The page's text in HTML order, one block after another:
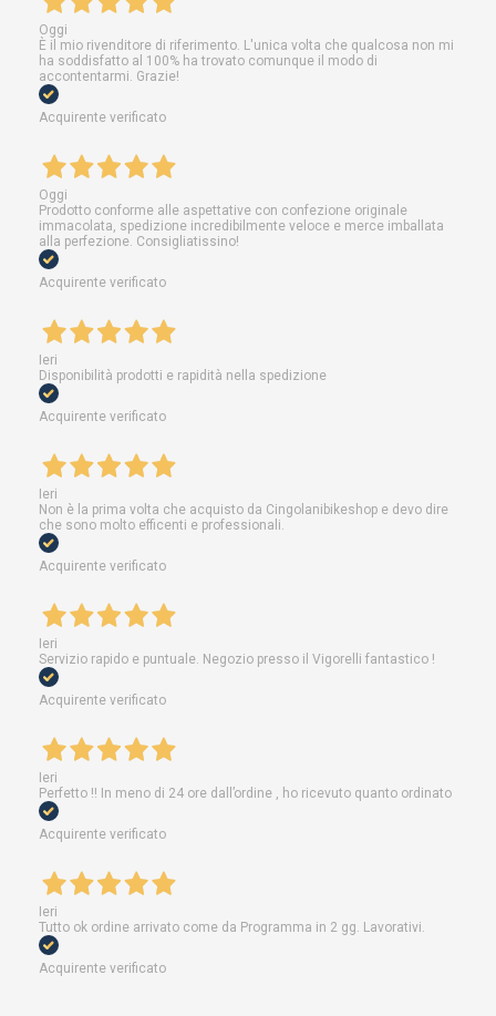
Oggi
È il mio rivenditore di riferimento. L'unica volta che qualcosa non mi
ha soddisfatto al 100% ha trovato comunque il modo di
accontentarmi. Grazie!
Acquirente verificato
Oggi
Prodotto conforme alle aspettative con confezione originale
immacolata, spedizione incredibilmente veloce e merce imballata
alla perfezione. Consigliatissino!
Acquirente verificato
Ieri
Disponibilità prodotti e rapidità nella spedizione
Acquirente verificato
Ieri
Non è la prima volta che acquisto da Cingolanibikeshop e devo dire
che sono molto efficenti e professionali.
Acquirente verificato
Ieri
Servizio rapido e puntuale. Negozio presso il Vigorelli fantastico !
Acquirente verificato
Ieri
Perfetto !! In meno di 24 ore dall’ordine , ho ricevuto quanto ordinato
Acquirente verificato
Ieri
Tutto ok ordine arrivato come da Programma in 2 gg. Lavorativi.
Acquirente verificato